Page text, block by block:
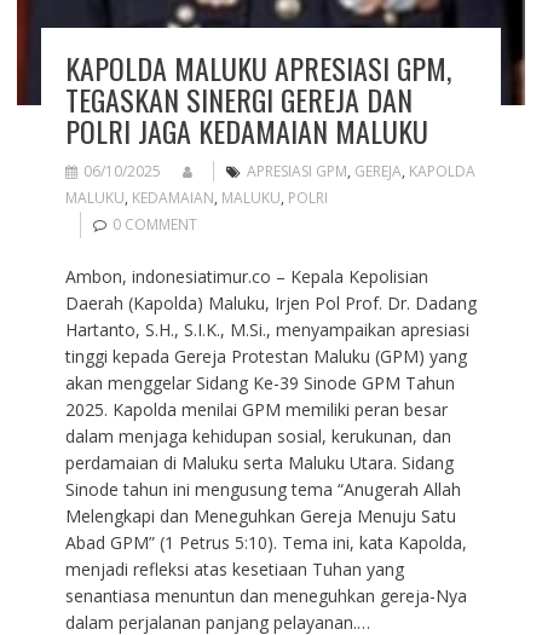
KAPOLDA MALUKU APRESIASI GPM,
TEGASKAN SINERGI GEREJA DAN
POLRI JAGA KEDAMAIAN MALUKU
06/10/2025 APRESIASI GPM, GEREJA, KAPOLDA
MALUKU, KEDAMAIAN, MALUKU, POLRI
0 COMMENT
Ambon, indonesiatimur.co – Kepala Kepolisian
Daerah (Kapolda) Maluku, Irjen Pol Prof. Dr. Dadang
Hartanto, S.H., S.I.K., M.Si., menyampaikan apresiasi
tinggi kepada Gereja Protestan Maluku (GPM) yang
akan menggelar Sidang Ke-39 Sinode GPM Tahun
2025. Kapolda menilai GPM memiliki peran besar
dalam menjaga kehidupan sosial, kerukunan, dan
perdamaian di Maluku serta Maluku Utara. Sidang
Sinode tahun ini mengusung tema “Anugerah Allah
Melengkapi dan Meneguhkan Gereja Menuju Satu
Abad GPM” (1 Petrus 5:10). Tema ini, kata Kapolda,
menjadi refleksi atas kesetiaan Tuhan yang
senantiasa menuntun dan meneguhkan gereja-Nya
dalam perjalanan panjang pelayanan.…